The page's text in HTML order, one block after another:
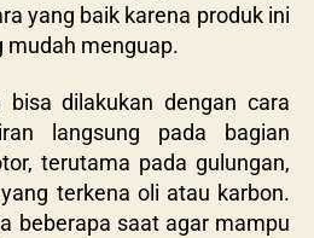
yang baik karena produk ini
mudah menguap.
bisa dilakukan dengan cara
langsung pada bagian
terutama pada gulungan,
terkena oli atau karbon.
beberapa saat agar mampu